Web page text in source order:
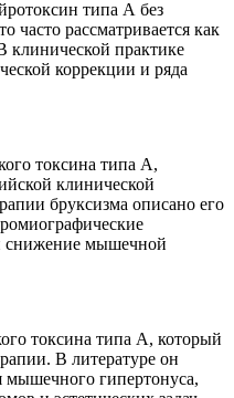
типа А без
часто рассматривается как
клинической практике
коррекции и ряда
токсина типа А,
клинической
бруксизма описано его
снижение мышечной
токсина типа А, который
В литературе он
мышечного гипертонуса,